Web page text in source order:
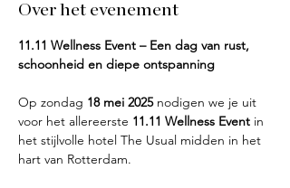
Over het evenement
11.11 Wellness Event – Een dag van rust,
schoonheid en diepe ontspanning
Op zondag 18 mei 2025 nodigen we je uit
voor het allereerste 11.11 Wellness Event in
het stijlvolle hotel The Usual midden in het
hart van Rotterdam.